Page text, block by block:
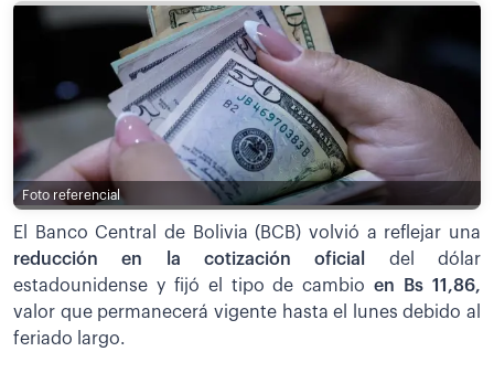
Foto referencial
El Banco Central de Bolivia (BCB) volvió a reflejar una
reducción en la cotización oficial
del dólar
estadounidense y fijó el tipo de cambio en Bs 11,86,
valor que permanecerá vigente hasta el lunes debido al
feriado largo.